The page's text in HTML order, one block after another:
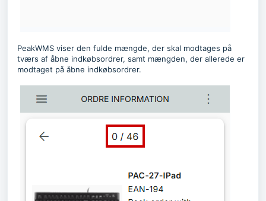
PeakWMS viser den fulde mængde, der skal modtages på
tværs af åbne indkøbsordrer, samt mængden, der allerede er
modtaget på åbne indkøbsordrer.